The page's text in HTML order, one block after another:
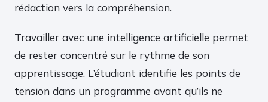
rédaction vers la compréhension.
Travailler avec une intelligence artificielle permet
de rester concentré sur le rythme de son
apprentissage. L’étudiant identifie les points de
tension dans un programme avant qu’ils ne